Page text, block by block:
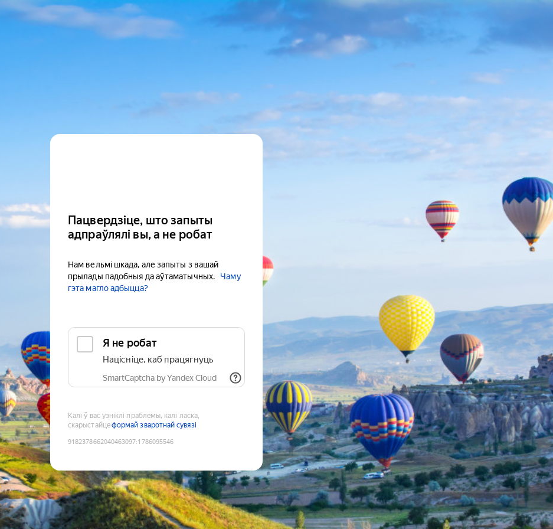
Пацвердзіце, што запыты
адпраўлялі вы, а не робат
Нам вельмі шкада, але запыты з вашай
прылады падобныя да аўтаматычных.
Чаму
гэта магло адбыцца?
Я не робат
Націсніце, каб працягнуць
SmartCaptcha by Yandex Cloud
Калі ў вас узніклі праблемы, калі ласка,
скарыстайцеформай зваротнай сувязі
9182378662040463097:1786095546